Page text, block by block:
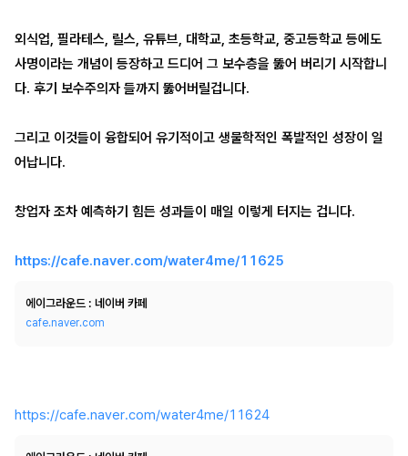
외식업, 필라테스, 릴스, 유튜브, 대학교, 초등학교, 중고등학교 등에도
사명이라는 개념이 등장하고 드디어 그 보수층을 뚫어 버리기 시작합니
다. 후기 보수주의자 들까지 뚫어버릴겁니다.
그리고 이것들이 융합되어 유기적이고 생물학적인 폭발적인 성장이 일
어납니다.
창업자 조차 예측하기 힘든 성과들이 매일 이렇게 터지는 겁니다.
https://cafe.naver.com/water4me/11625
에이그라운드 : 네이버 카페
cafe.naver.com
https://cafe.naver.com/water4me/11624